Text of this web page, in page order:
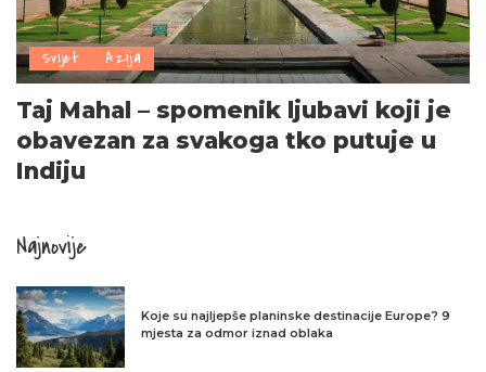
Svijet Azija
Taj Mahal – spomenik ljubavi koji je
obavezan za svakoga tko putuje u
Indiju
Najnovije
Koje su najljepše planinske destinacije Europe? 9
mjesta za odmor iznad oblaka